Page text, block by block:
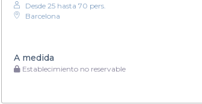
Desde 25 hasta 70 pers.
Barcelona
A medida
Establecimiento no reservable